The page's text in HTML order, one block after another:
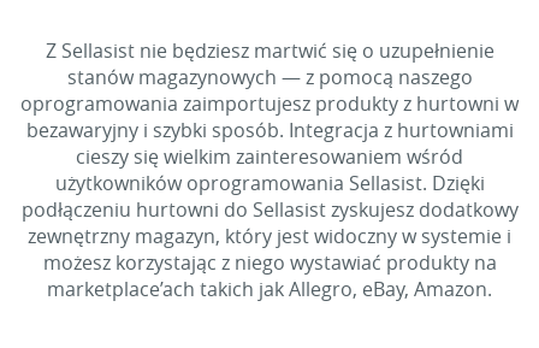
Z Sellasist nie będziesz martwić się o uzupełnienie
stanów magazynowych — z pomocą naszego
oprogramowania zaimportujesz produkty z hurtowni w
bezawaryjny i szybki sposób. Integracja z hurtowniami
cieszy się wielkim zainteresowaniem wśród
użytkowników oprogramowania Sellasist. Dzięki
podłączeniu hurtowni do Sellasist zyskujesz dodatkowy
zewnętrzny magazyn, który jest widoczny w systemie i
możesz korzystając z niego wystawiać produkty na
marketplace’ach takich jak Allegro, eBay, Amazon.